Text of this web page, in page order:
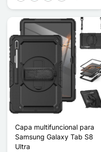
Capa multifuncional para
Samsung Galaxy Tab S8
Ultra